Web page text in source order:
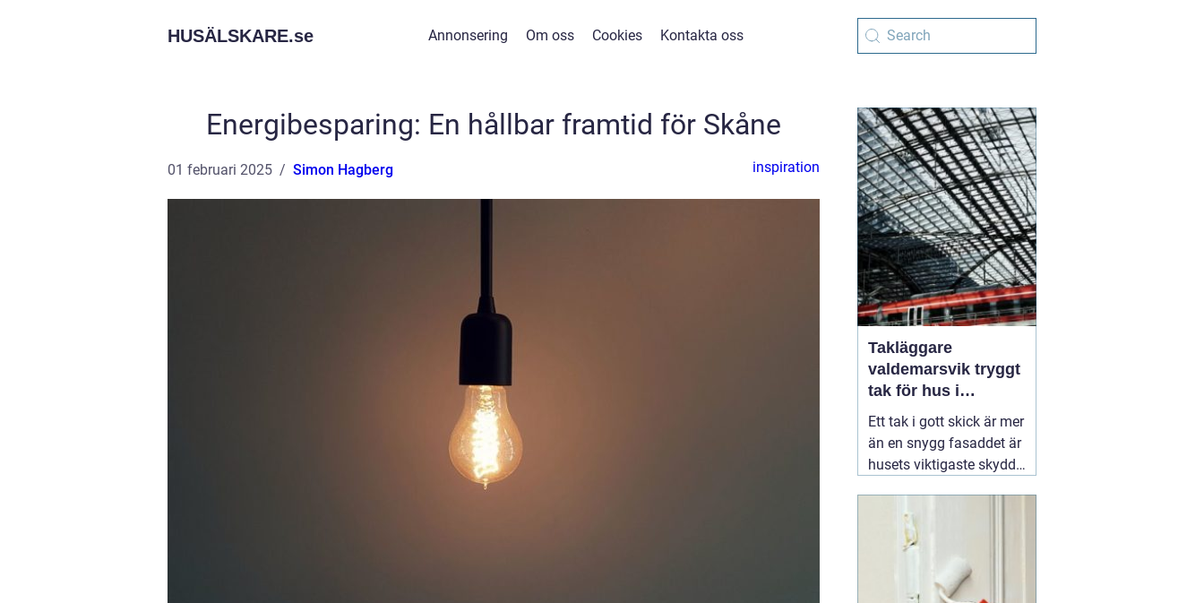
HUSÄLSKARE.se Annonsering Om oss Cookies Kontakta oss
Energibesparing: En hållbar framtid för Skåne
01 februari 2025 Simon Hagberg inspiration
Takläggare
valdemarsvik tryggt
tak för hus i
kustklimat
Ett tak i gott skick är mer
än en snygg fasaddet är
husets viktigaste skydd
vädret skiftar snabbt och
havsluften sliter extra på
material, spelar takets
kvalitet en ännu större